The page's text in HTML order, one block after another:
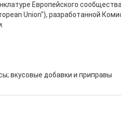
Европейского сообщества
Union"), разработанной
вкусовые добавки и приправы